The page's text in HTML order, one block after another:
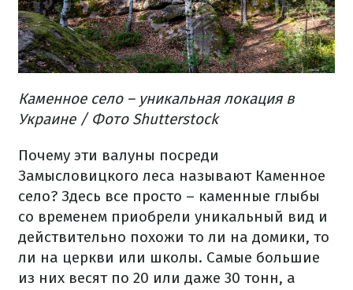
Каменное село – уникальная локация в
Украине / Фото Shutterstock
Почему эти валуны посреди
Замысловицкого леса называют Каменное
село? Здесь все просто – каменные глыбы
со временем приобрели уникальный вид и
действительно похожи то ли на домики, то
ли на церкви или школы. Самые большие
из них весят по 20 или даже 30 тонн, а